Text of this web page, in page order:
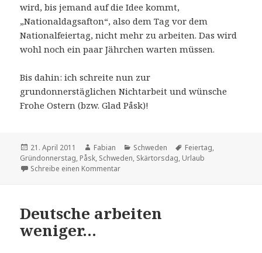
wird, bis jemand auf die Idee kommt,
„Nationaldagsafton“, also dem Tag vor dem
Nationalfeiertag, nicht mehr zu arbeiten. Das wird
wohl noch ein paar Jährchen warten müssen.
Bis dahin: ich schreite nun zur
grundonnerstäglichen Nichtarbeit und wünsche
Frohe Ostern (bzw. Glad Påsk)!
Veröffentlicht
am
21. April 2011 Autor
Fabian Kategorien
Schweden Schlagwörter
Feiertag,
Gründonnerstag, Påsk, Schweden, Skärtorsdag, Urlaub
Schreibe einen Kommentarzu Skärtorsdag – Schweden und seine
Deutsche arbeiten
weniger…